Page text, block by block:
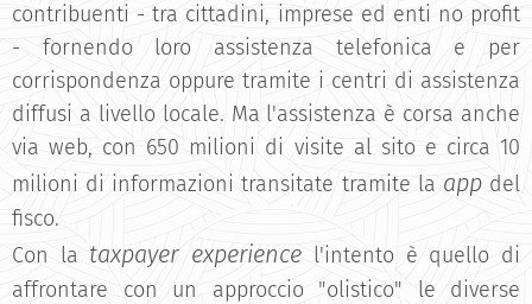
contribuenti - tra cittadini, imprese ed enti no profit
- fornendo loro assistenza telefonica e per
corrispondenza oppure tramite i centri di assistenza
diffusi a livello locale. Ma l'assistenza è corsa anche
via web, con 650 milioni di visite al sito e circa 10
milioni di informazioni transitate tramite la appdel
fisco.
Con la taxpayer experience l'intento è quello di
affrontare con un approccio "olistico" le diverse